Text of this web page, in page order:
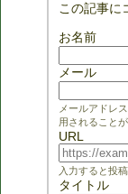
この記事に
お名前
メール
メールアドレ
用されることが
URL
入力すると投
タイトル